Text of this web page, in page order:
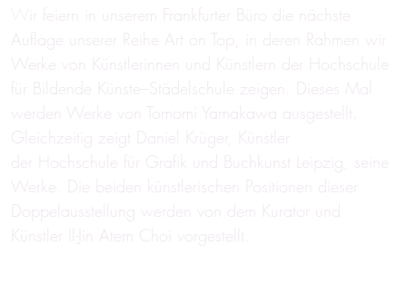
ir feiern in unserem Frankfurter Büro die nächste
Auflage unserer Reihe Art on Top, in deren Rahmen wir
zeigen. Dieses Mal
werden Werke von Tomomi Yamakawa ausgestellt.
Gleichzeitig zeigt Daniel Krüger, Künstler
der Hochschule für Grafik und Buchkunst Leipzig, seine
Doppelausstellung werden von dem Kurator und
Künstler Il-Jin Atem Choi vorgestellt.